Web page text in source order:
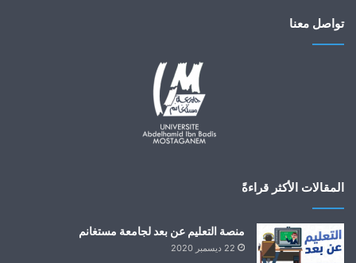
تواصل معنا
المقالات الأكثر قراءةً
منصة التعليم عن بعد لجامعة مستغانم
22 ديسمبر 2020